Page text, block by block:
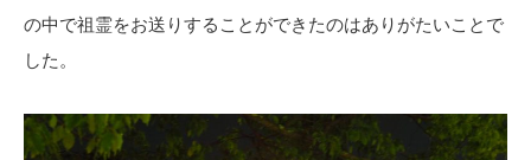
の中で祖霊をお送りすることができたのはありがたいことで
した。